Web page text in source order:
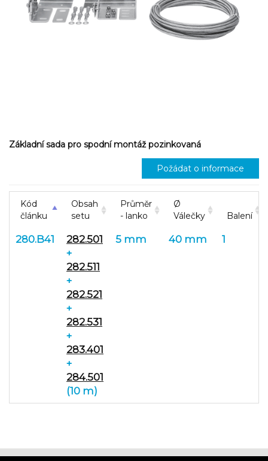
Základní sada pro spodní montáž pozinkovaná
Požádat o informace
Kód
článku
Obsah
setu
Průměr
- lanko
Ø
Válečky
Balení
280.B41
282.501
+
282.511
+
282.521
+
282.531
+
283.401
+
284.501
(10 m)
5 mm 40 mm 1